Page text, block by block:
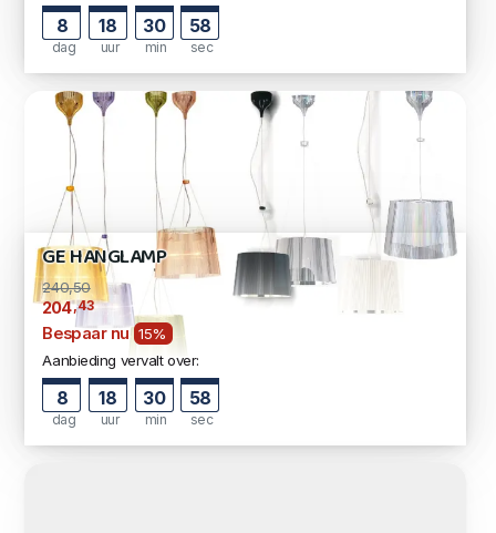
8
dag
18
uur
30
min
57
sec
GE HANGLAMP
240,50
204,43
Bespaar nu 15%
Aanbieding vervalt over:
8
dag
18
uur
30
min
57
sec